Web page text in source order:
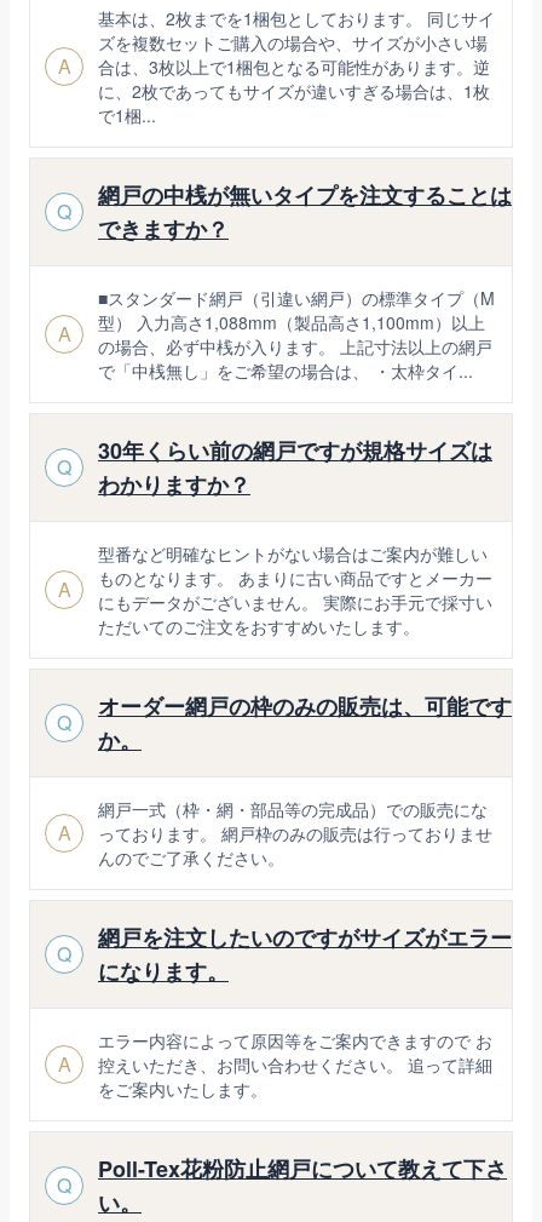
A
基本は、2枚までを1梱包としております。 同じサイ
ズを複数セットご購入の場合や、サイズが小さい場
合は、3枚以上で1梱包となる可能性があります。逆
に、2枚であってもサイズが違いすぎる場合は、1枚
で1梱...
Q
網戸の中桟が無いタイプを注文することは
できますか？
A
■スタンダード網戸（引違い網戸）の標準タイプ（M
型） 入力高さ1,088mm（製品高さ1,100mm）以上
の場合、必ず中桟が入ります。 上記寸法以上の網戸
で「中桟無し」をご希望の場合は、 ・太枠タイ...
Q
30年くらい前の網戸ですが規格サイズは
わかりますか？
A
型番など明確なヒントがない場合はご案内が難しい
ものとなります。 あまりに古い商品ですとメーカー
にもデータがございません。 実際にお手元で採寸い
ただいてのご注文をおすすめいたします。
Q
オーダー網戸の枠のみの販売は、可能です
か。
A
網戸一式（枠・網・部品等の完成品）での販売にな
っております。 網戸枠のみの販売は行っておりませ
んのでご了承ください。
Q
網戸を注文したいのですがサイズがエラー
になります。
A
エラー内容によって原因等をご案内できますので お
控えいただき、お問い合わせください。 追って詳細
をご案内いたします。
Q
Poll-Tex花粉防止網戸について教えて下さ
い。